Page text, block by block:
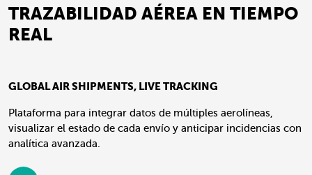
TRAZABILIDAD AÉREA EN TIEMPO
REAL
GLOBAL AIR SHIPMENTS, LIVE TRACKING
Plataforma para integrar datos de múltiples aerolíneas,
visualizar el estado de cada envío y anticipar incidencias con
analítica avanzada.